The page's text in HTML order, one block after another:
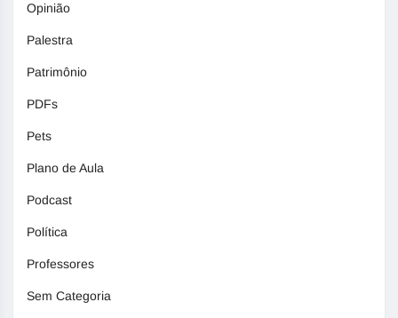
Opinião
Palestra
Patrimônio
PDFs
Pets
Plano de Aula
Podcast
Política
Professores
Sem Categoria